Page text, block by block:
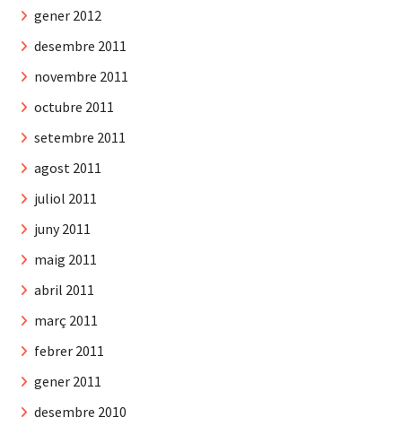
gener 2012
desembre 2011
novembre 2011
octubre 2011
setembre 2011
agost 2011
juliol 2011
juny 2011
maig 2011
abril 2011
març 2011
febrer 2011
gener 2011
desembre 2010